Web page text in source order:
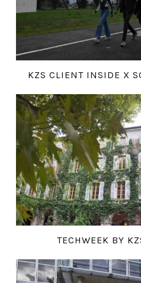
KZS CLIENT INSIDE X
TECHWEEK BY